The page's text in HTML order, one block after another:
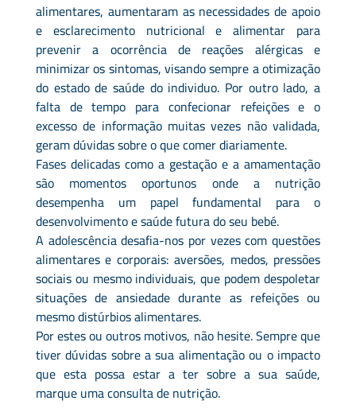
alimentares, aumentaram as necessidades de apoio
e esclarecimento nutricional e alimentar para
prevenir a ocorrência de reações alérgicas e
minimizar os sintomas, visando sempre a otimização
do estado de saúde do individuo. Por outro lado, a
falta de tempo para confecionar refeições e o
excesso de informação muitas vezes não validada,
geram dúvidas sobre o que comer diariamente.
Fases delicadas como a gestação e a amamentação
são momentos oportunos onde a nutrição
desempenha um papel fundamental para o
desenvolvimento e saúde futura do seu bebé.
A adolescência desafia-nos por vezes com questões
alimentares e corporais: aversões, medos, pressões
sociais ou mesmo individuais, que podem despoletar
situações de ansiedade durante as refeições ou
mesmo distúrbios alimentares.
Por estes ou outros motivos, não hesite. Sempre que
tiver dúvidas sobre a sua alimentação ou o impacto
que esta possa estar a ter sobre a sua saúde,
marque uma consulta de nutrição.